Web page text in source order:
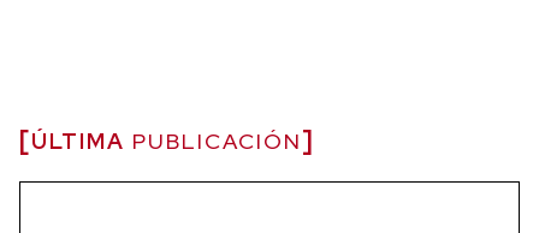
ÚLTIMA PUBLICACIÓN